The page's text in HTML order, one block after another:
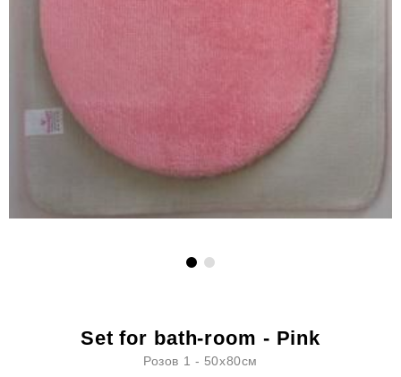
Set for bath-room - Pink
Розов 1 - 50x80см